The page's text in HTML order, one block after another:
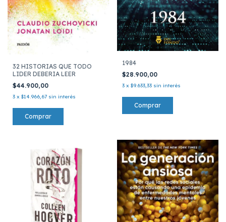
32 HISTORIAS QUE TODO
LIDER DEBERIA LEER
$44.900,00
3 x $14.966,67 sin interés
1984
$28.900,00
3 x $9.633,33 sin interés